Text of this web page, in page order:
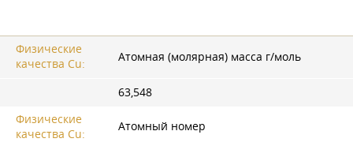
Физические
качества Cu:
Атомная (молярная) масса г/моль
63,548
Физические
качества Cu:
Атомный номер